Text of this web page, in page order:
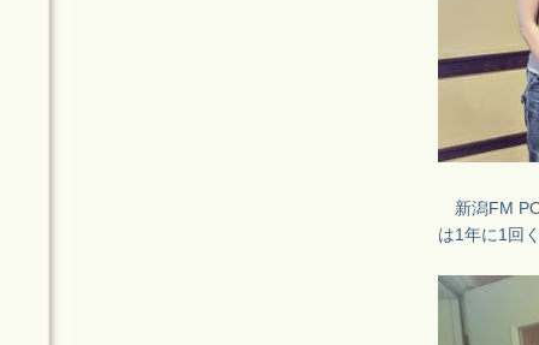
新潟FM
は1年に1回